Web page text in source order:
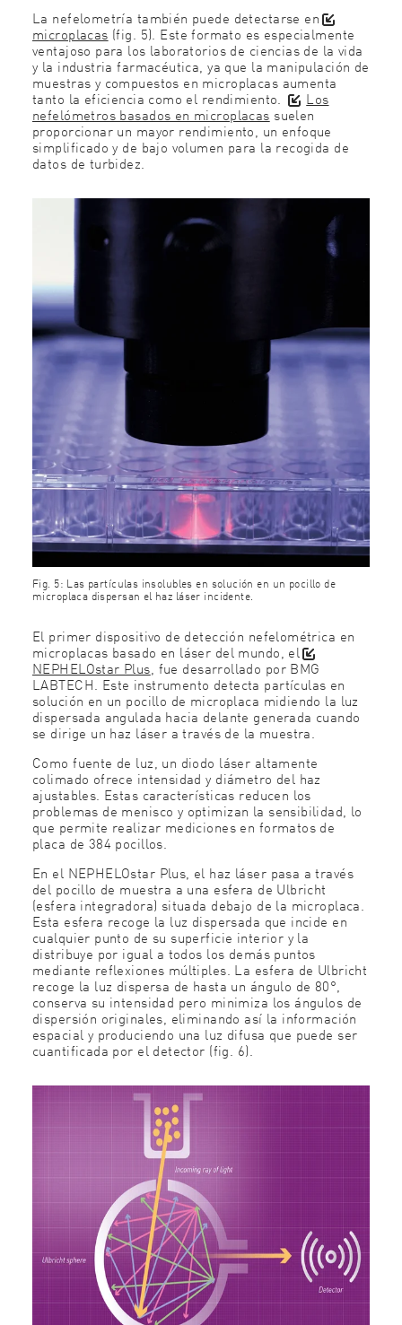
La nefelometría también puede detectarse en
microplacas (fig. 5). Este formato es especialmente
ventajoso para los laboratorios de ciencias de la vida
y la industria farmacéutica, ya que la manipulación de
muestras y compuestos en microplacas aumenta
tanto la eficiencia como el rendimiento. Los
nefelómetros basados en microplacas suelen
proporcionar un mayor rendimiento, un enfoque
simplificado y de bajo volumen para la recogida de
datos de turbidez.
Fig. 5: Las partículas insolubles en solución en un pocillo de
microplaca dispersan el haz láser incidente.
El primer dispositivo de detección nefelométrica en
microplacas basado en láser del mundo, el
NEPHELOstar Plus, fue desarrollado porBMG
LABTECH. Este instrumento detecta partículas en
solución en un pocillo de microplaca midiendo la luz
dispersada angulada hacia delante generada cuando
se dirige un haz láser a través de la muestra.
Como fuente de luz, un diodo láser altamente
colimado ofrece intensidad y diámetro del haz
ajustables. Estas características reducen los
problemas de menisco y optimizan la sensibilidad, lo
que permite realizar mediciones en formatos de
placa de 384 pocillos.
En el NEPHELOstar Plus, el haz láser pasa a través
del pocillo de muestra a una esfera de Ulbricht
(esfera integradora) situada debajo de la microplaca.
Esta esfera recoge la luz dispersada que incide en
cualquier punto de su superficie interior y la
distribuye por igual a todos los demás puntos
mediante reflexiones múltiples. La esfera de Ulbricht
recoge la luz dispersa de hasta un ángulo de 80°,
conserva su intensidad pero minimiza los ángulos de
dispersión originales, eliminando así la información
espacial y produciendo una luz difusa que puede ser
cuantificada por el detector (fig. 6).